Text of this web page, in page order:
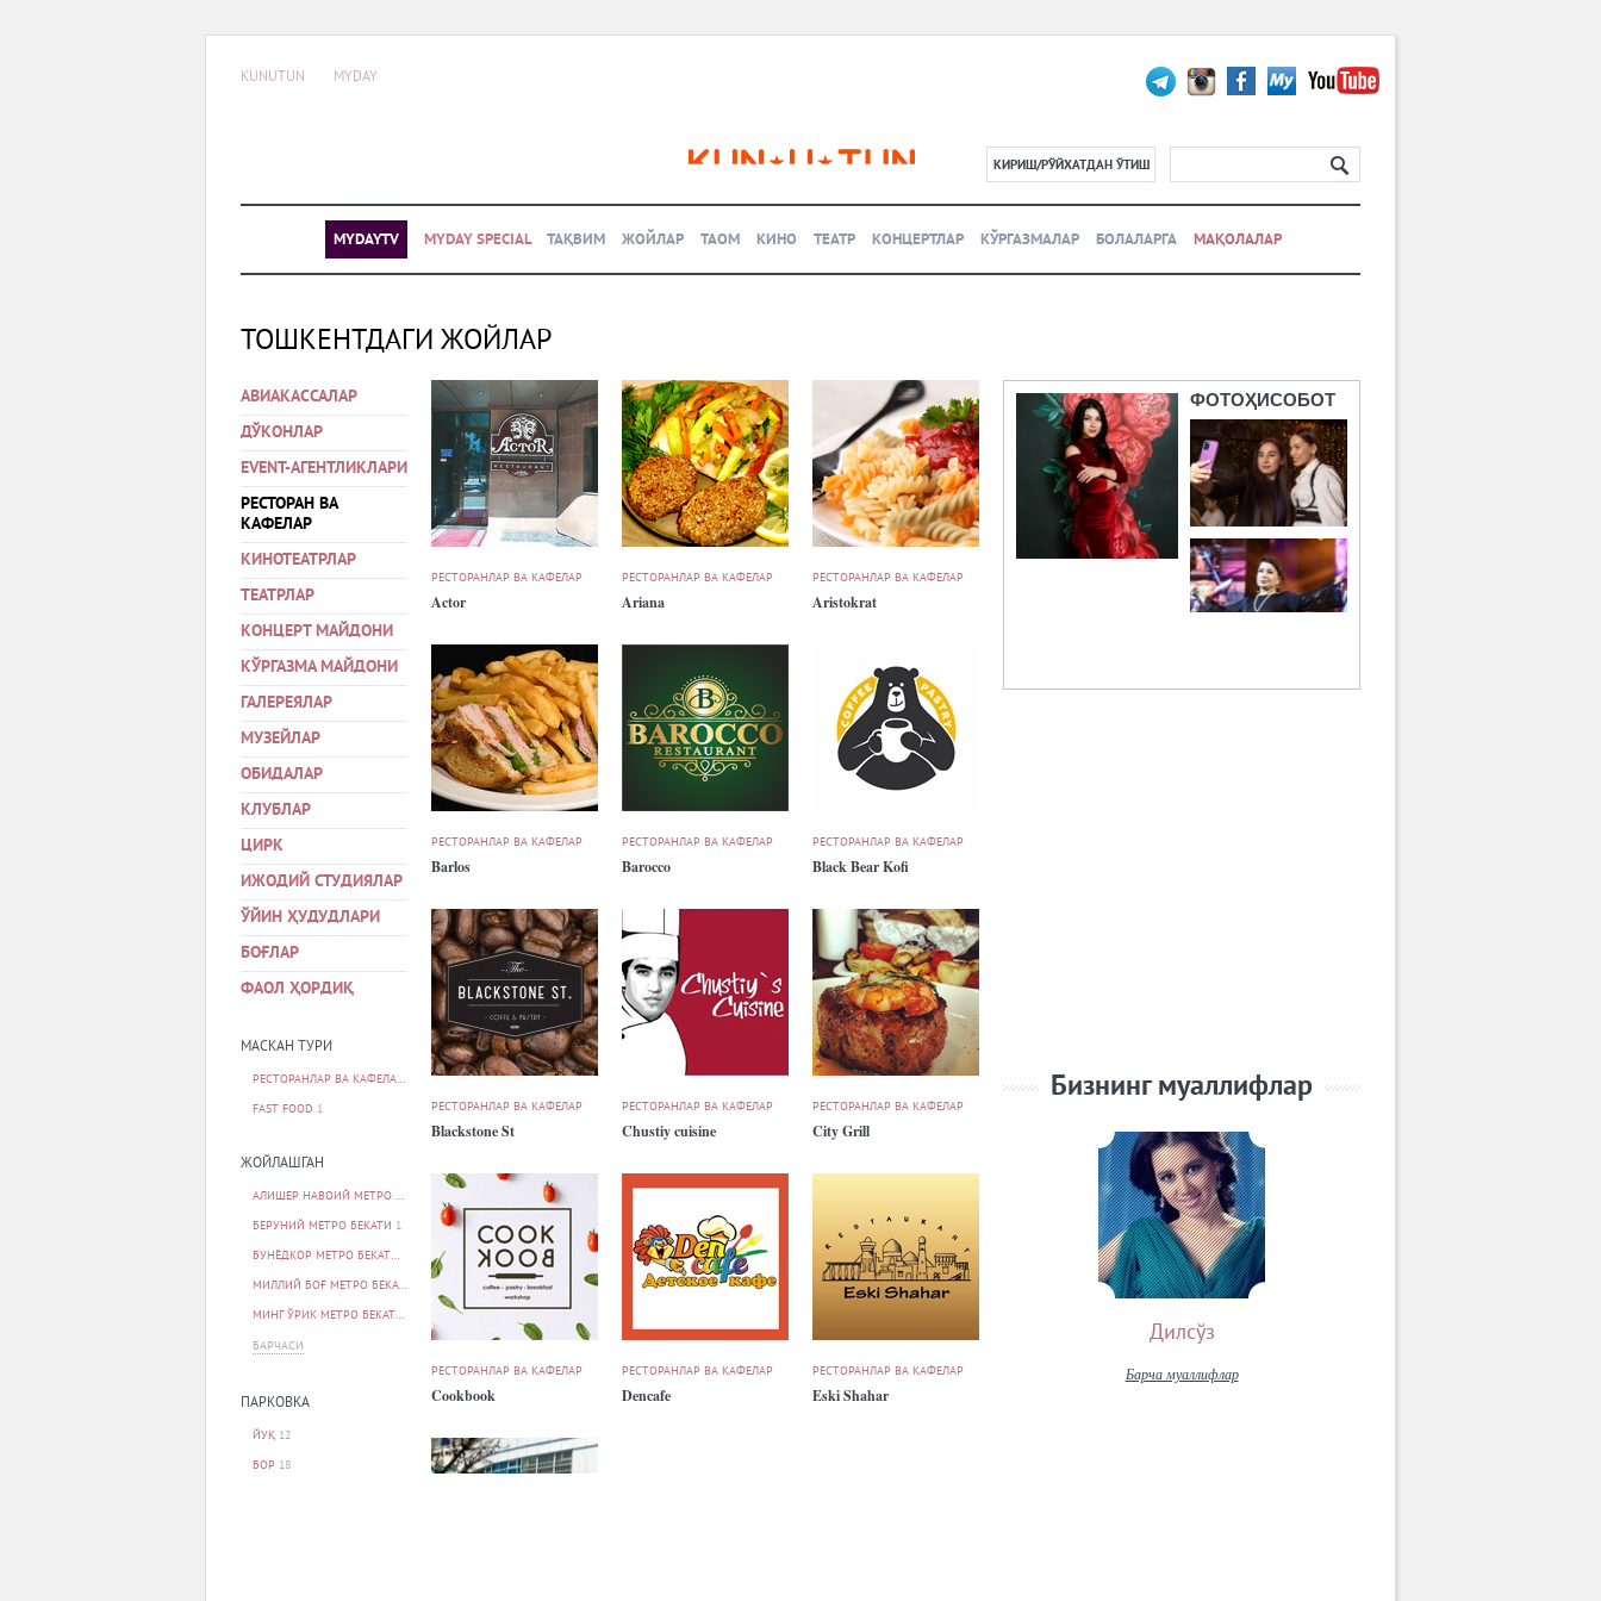
KUNUTUN MYDAY
КИРИШ/РЎЙХАТДАН ЎТИШ
MYDAYTV MYDAY SPECIAL ТАҚВИМ ЖОЙЛАР ТАОМ КИНО ТЕАТР КОНЦЕРТЛАР КЎРГАЗМАЛАР БОЛАЛАРГА МАҚОЛАЛАР
ТОШКЕНТДАГИ ЖОЙЛАР
АВИАКАССАЛАР
ДЎКОНЛАР
EVENT-АГЕНТЛИКЛАРИ
РЕСТОРАН ВА
КАФЕЛАР
КИНОТЕАТРЛАР
ТЕАТРЛАР
КОНЦЕРТ МАЙДОНИ
КЎРГАЗМА МАЙДОНИ
ГАЛЕРЕЯЛАР
МУЗЕЙЛАР
ОБИДАЛАР
КЛУБЛАР
ЦИРК
ИЖОДИЙ СТУДИЯЛАР
ЎЙИН ҲУДУДЛАРИ
БОҒЛАР
ФАОЛ ҲОРДИҚ
МАСКАН ТУРИ
РЕСТОРАНЛАР ВА КАФЕЛАР
FAST FOOD 1
ЖОЙЛАШГАН
АЛИШЕР НАВОИЙ МЕТРО БЕКАТИ
БЕРУНИЙ МЕТРО БЕКАТИ 1
БУНЁДКОР МЕТРО БЕКАТИ
МИЛЛИЙ БОҒ МЕТРО БЕКАТИ
МИНГ ЎРИК МЕТРО БЕКАТИ
БАРЧАСИ
ПАРКОВКА
ЙУҚ 12
БОР 18
РЕСТОРАНЛАР ВА КАФЕЛАР
Actor
РЕСТОРАНЛАР ВА КАФЕЛАР
Ariana
РЕСТОРАНЛАР ВА КАФЕЛАР
Aristokrat
РЕСТОРАНЛАР ВА КАФЕЛАР
Barlos
РЕСТОРАНЛАР ВА КАФЕЛАР
Barocco
РЕСТОРАНЛАР ВА КАФЕЛАР
Black Bear Kofi
РЕСТОРАНЛАР ВА КАФЕЛАР
Blackstone St
РЕСТОРАНЛАР ВА КАФЕЛАР
Chustiy cuisine
РЕСТОРАНЛАР ВА КАФЕЛАР
City Grill
РЕСТОРАНЛАР ВА КАФЕЛАР
Cookbook
РЕСТОРАНЛАР ВА КАФЕЛАР
Dencafe
РЕСТОРАНЛАР ВА КАФЕЛАР
Eski Shahar
ФОТОҲИСОБОТ
Бизнинг муаллифлар
Дилсўз
Барча муаллифлар